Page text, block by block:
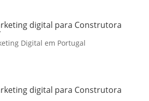
digital para Construtora
Digital em Portugal
digital para Construtora